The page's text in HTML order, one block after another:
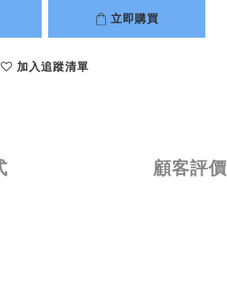
立即購買
加入追蹤清單
顧客評價